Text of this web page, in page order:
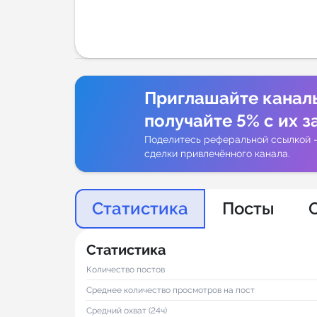
Приглашайте
получайте 5% с их
Поделитесь реферальной ссылкой
сделки привлечённого канала.
Статистика Посты
Статистика
Количество постов
Среднее количество просмотров на пост
Средний охват (24ч)